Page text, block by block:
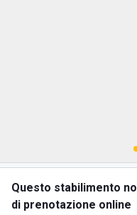
Questo stabilimento
di prenotazione online